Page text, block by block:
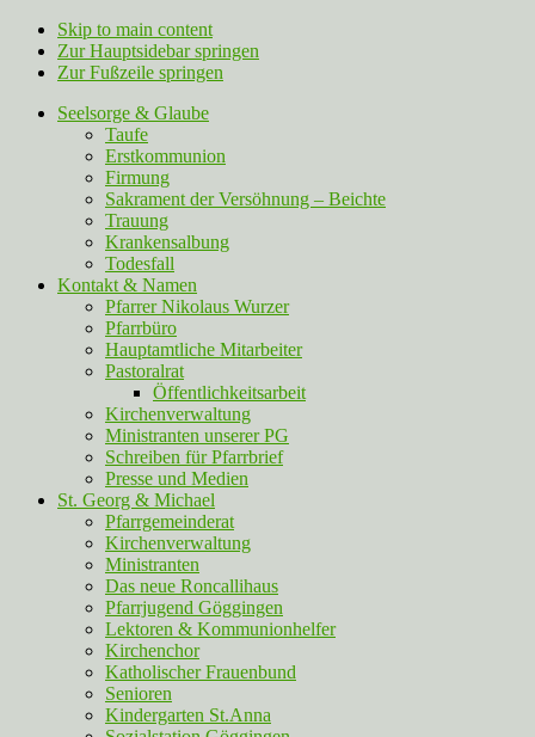
Skip to main content
Zur Hauptsidebar springen
Zur Fußzeile springen
Seelsorge & Glaube
Taufe
Erstkommunion
Firmung
Sakrament der Versöhnung – Beichte
Trauung
Krankensalbung
Todesfall
Kontakt & Namen
Pfarrer Nikolaus Wurzer
Pfarrbüro
Hauptamtliche Mitarbeiter
Pastoralrat
Öffentlichkeitsarbeit
Kirchenverwaltung
Ministranten unserer PG
Schreiben für Pfarrbrief
Presse und Medien
St. Georg & Michael
Pfarrgemeinderat
Kirchenverwaltung
Ministranten
Das neue Roncallihaus
Pfarrjugend Göggingen
Lektoren & Kommunionhelfer
Kirchenchor
Katholischer Frauenbund
Senioren
Kindergarten St.Anna